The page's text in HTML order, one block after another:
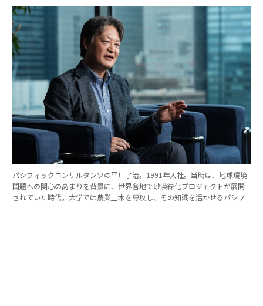
パシフィックコンサルタンツの平川了治。1991年入社。当時は、地球環境
問題への関心の高まりを背景に、世界各地で砂漠緑化プロジェクトが展開
されていた時代。大学では農業土木を専攻し、その知識を活かせるパシフ